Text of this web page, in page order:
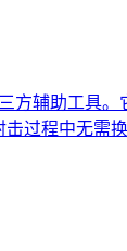
辅助工具
过程中无需